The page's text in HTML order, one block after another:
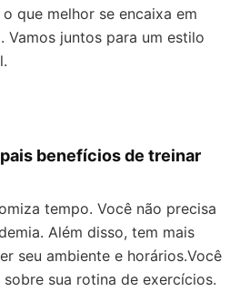
que melhor se encaixa em
Vamos juntos para um estilo
benefícios de treinar
tempo. Você não precisa
Além disso, tem mais
seu ambiente e horários.Você
sua rotina de exercícios.